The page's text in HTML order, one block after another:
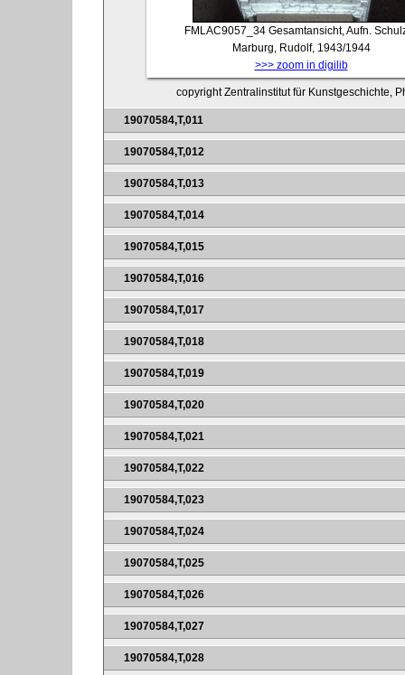
FMLAC9057_34 Gesamtansicht, Aufn.
Marburg, Rudolf, 1943/1944
>>> zoom in digilib
copyright Zentralinstitut für Kunstgeschichte,
19070584,T,011
19070584,T,012
19070584,T,013
19070584,T,014
19070584,T,015
19070584,T,016
19070584,T,017
19070584,T,018
19070584,T,019
19070584,T,020
19070584,T,021
19070584,T,022
19070584,T,023
19070584,T,024
19070584,T,025
19070584,T,026
19070584,T,027
19070584,T,028